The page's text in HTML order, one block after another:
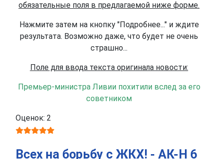
обязательные поля в предлагаемой ниже форме.
Нажмите затем на кнопку "Подробнее..." и ждите
результата. Возможно даже, что будет не очень
страшно...
Поле для ввода текста оригинала новости:
Премьер-министра Ливии похитили вслед за его
советником
Оценок: 2
Всех на борьбу с ЖКХ! - АК-Н 6